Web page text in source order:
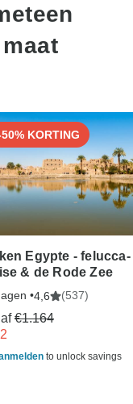
KORTING
Egypte - felucca-
& de Rode Zee
•4,6 (537)
€1.164
to unlock savings